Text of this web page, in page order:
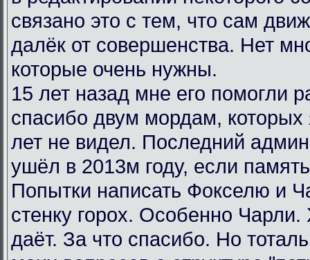
связано это с тем, что сам
далёк от совершенства. Нет
которые очень нужны.
15 лет назад мне его помогли
спасибо двум мордам, которых
лет не видел. Последний
ушёл в 2013м году, если
Попытки написать Фокселю и
стенку горох. Особенно Чарли.
даёт. За что спасибо. Но